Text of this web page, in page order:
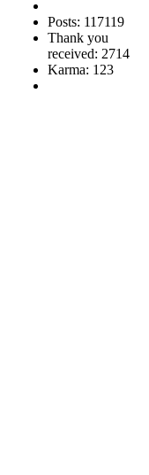
Posts: 117119
Thank you
received: 2714
Karma: 123